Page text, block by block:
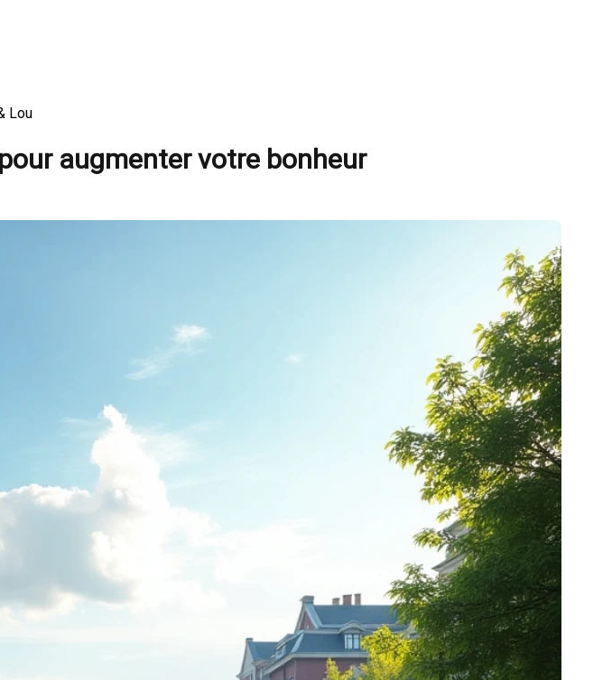
Lou
augmenter votre bonheur